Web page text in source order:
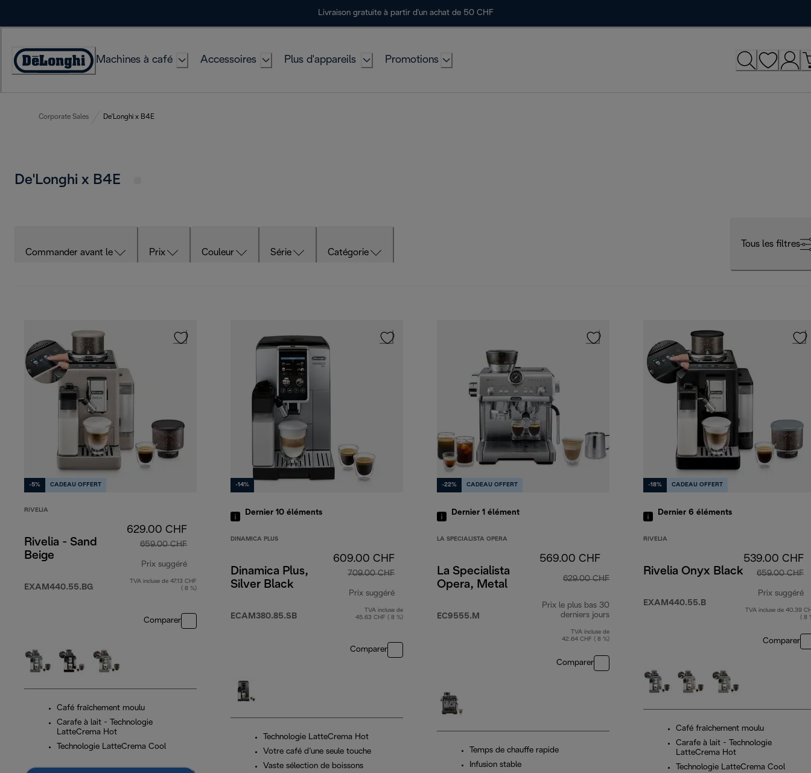
Livraison gratuite à partir d'un achat de 50 CHF
Déclaration
Machines à café Accessoires Plus d'appareils Promotions
Corporate Sales De'Longhi x B4E
De'Longhi x B4E
Commander avant le Prix Couleur Série Catégorie
Tous les filtres
-5% CADEAU OFFERT
RIVELIA
Rivelia - Sand
Beige
EXAM440.55.BG
629.00 CHF
659.00 CHF
Prix suggéré
prix original 659.00 CHF
TVA incluse de 47.13 CHF
( 8 %)
Comparer
Café fraîchement moulu
Carafe à lait - Technologie
LatteCrema Hot
Technologie LatteCrema Cool
-14%
Dernier 10 éléments
DINAMICA PLUS
Dinamica Plus,
Silver Black
ECAM380.85.SB
609.00 CHF
709.00 CHF
Prix suggéré
prix original 709.00 CHF
TVA incluse de
45.63 CHF ( 8 %)
Comparer
Technologie LatteCrema Hot
Votre café d’une seule touche
Vaste sélection de boissons
-22% CADEAU OFFERT
Dernier 1 élément
LA SPECIALISTA OPERA
La Specialista
Opera, Metal
EC9555.M
569.00 CHF
629.00 CHF
Prix le plus bas 30
derniers jours
TVA incluse de
42.64 CHF ( 8 %)
Comparer
Temps de chauffe rapide
Infusion stable
-18% CADEAU OFFERT
Dernier 6 éléments
RIVELIA
Rivelia Onyx Black
EXAM440.55.B
539.00 CHF
659.00 CHF
Prix suggéré
TVA incluse de 40.39
( 8
Comparer
Café fraîchement moulu
Carafe à lait - Technologie
LatteCrema Hot
Technologie LatteCrema Cool